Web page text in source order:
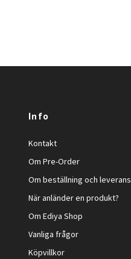
Info
Kontakt
Om Pre-Order
Om beställning och leverans
När anländer en produkt?
Om Ediya Shop
Vanliga frågor
Köpvillkor